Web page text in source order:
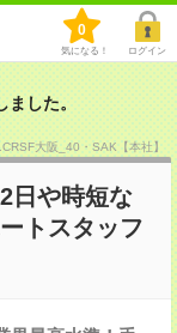
0
気になる！ ログイン
した。
大阪_40・SAK【本社】
日や時短な
トスタッフ